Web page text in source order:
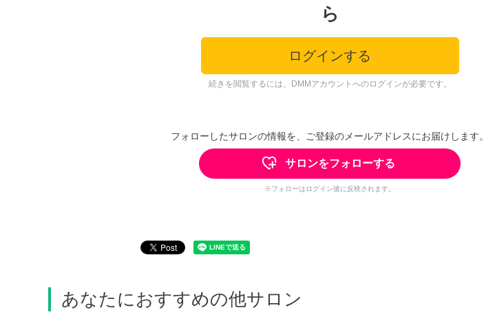
ら
ログインする
続きを閲覧するには、DMMアカウントへのログインが必要です。
フォローしたサロンの情報を、ご登録のメールアドレスにお届けします。
サロンをフォローする
※フォローはログイン後に反映されます。
あなたにおすすめの他サロン